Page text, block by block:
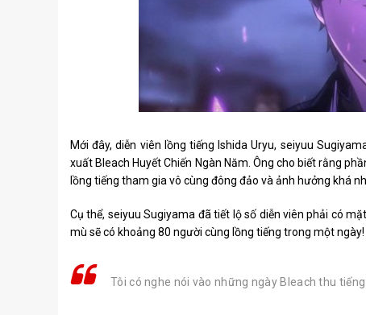
Mới đây, diễn viên lồng tiếng Ishida Uryu, seiyuu
xuất Bleach Huyết Chiến Ngàn Năm. Ông cho biết rằng
lồng tiếng tham gia vô cùng đông đảo và ảnh hưởng khá
Cụ thể, seiyuu Sugiyama đã tiết lộ số diễn viên phải có
mù sẽ có khoảng 80 người cùng lồng tiếng trong một ngày!
Tôi có nghe nói vào những ngày Bleach thu